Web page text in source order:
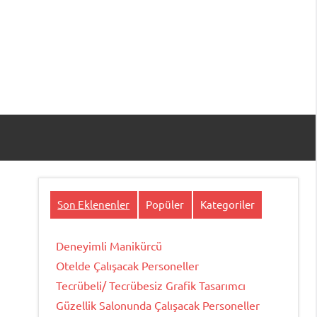
Son Eklenenler Popüler Kategoriler
Deneyimli Manikürcü
Otelde Çalışacak Personeller
Tecrübeli/ Tecrübesiz Grafik Tasarımcı
Güzellik Salonunda Çalışacak Personeller